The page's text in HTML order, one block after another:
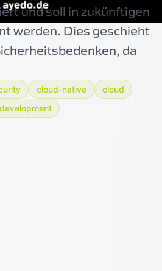
und soll in zukünftigen
werden. Dies geschieht
da
cloud-native
cloud
development